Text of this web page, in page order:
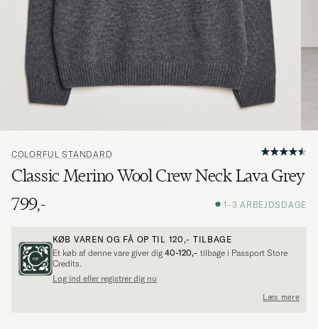
COLORFUL STANDARD
Classic Merino Wool Crew Neck Lava Grey
799,-
1-3 ARBEJDSDAGE
KØB VAREN OG FÅ OP TIL 120,- TILBAGE
Et køb af denne vare giver dig 40-120,- tilbage i Passport Store
Credits.
Log ind eller registrer dig nu
Læs mere